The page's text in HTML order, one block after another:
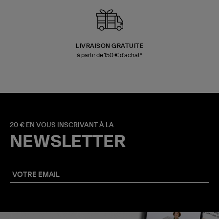
LIVRAISON GRATUITE
à partir de 150 € d'achat*
20 € EN VOUS INSCRIVANT À LA
NEWSLETTER